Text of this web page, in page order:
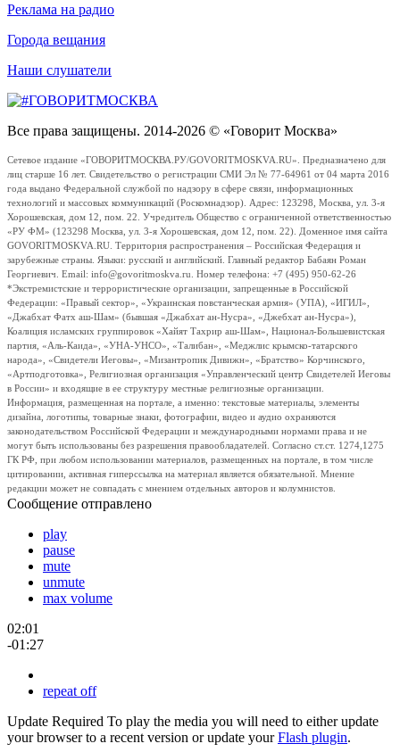
Реклама на радио
Города вещания
Наши слушатели
Все права защищены. 2014-2026 © «Говорит Москва»
Сетевое издание «ГОВОРИТМОСКВА.РУ/GOVORITMOSKVA.RU». Предназначено для
лиц старше 16 лет. Свидетельство о регистрации СМИ Эл № 77-64961 от 04 марта 2016
года выдано Федеральной службой по надзору в сфере связи, информационных
технологий и массовых коммуникаций (Роскомнадзор). Адрес: 123298, Москва, ул. 3-я
Хорошевская, дом 12, пом. 22. Учредитель Общество с ограниченной ответственностью
«РУ ФМ» (123298 Москва, ул. 3-я Хорошевская, дом 12, пом. 22). Доменное имя сайта
GOVORITMOSKVA.RU. Территория распространения – Российская Федерация и
зарубежные страны. Языки: русский и английский. Главный редактор Бабаян Роман
Георгиевич. Email: info@govoritmoskva.ru. Номер телефона: +7 (495) 950-62-26
*Экстремистские и террористические организации, запрещенные в Российской
Федерации: «Правый сектор», «Украинская повстанческая армия» (УПА), «ИГИЛ»,
«Джабхат Фатх аш-Шам» (бывшая «Джабхат ан-Нусра», «Джебхат ан-Нусра»),
Коалиция исламских группировок «Хайят Тахрир аш-Шам», Национал-Большевистская
партия, «Аль-Каида», «УНА-УНСО», «Талибан», «Меджлис крымско-татарского
народа», «Свидетели Иеговы», «Мизантропик Дивижн», «Братство» Корчинского,
«Артподготовка», Религиозная организация «Управленческий центр Свидетелей Иеговы
в России» и входящие в ее структуру местные религиозные организации.
Информация, размещенная на портале, а именно: текстовые материалы, элементы
дизайна, логотипы, товарные знаки, фотографии, видео и аудио охраняются
законодательством Российской Федерации и международными нормами права и не
могут быть использованы без разрешения правообладателей. Согласно ст.ст. 1274,1275
ГК РФ, при любом использовании материалов, размещенных на портале, в том числе
цитировании, активная гиперссылка на материал является обязательной. Мнение
редакции может не совпадать с мнением отдельных авторов и колумнистов.
Сообщение отправлено
play
pause
mute
unmute
max volume
02:01
-01:27
repeat off
Update Required To play the media you will need to either update
your browser to a recent version or update yourFlash plugin.